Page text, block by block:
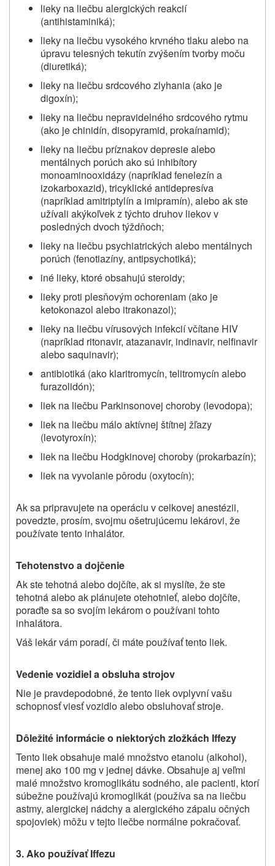
lieky na liečbu alergických reakcií
(antihistaminiká);
lieky na liečbu vysokého krvného tlaku alebo na
úpravu telesných tekutín zvýšením tvorby moču
(diuretiká);
lieky na liečbu srdcového zlyhania (ako je
digoxín);
lieky na liečbu nepravidelného srdcového rytmu
(ako je chinidín, disopyramid, prokaínamid);
lieky na liečbu príznakov depresie alebo
mentálnych porúch ako sú inhibítory
monoaminooxidázy (napríklad fenelezín a
izokarboxazid), tricyklické antidepresíva
(napríklad amitriptylín a imipramín), alebo ak ste
užívali akýkoľvekz týchto druhov liekov v
posledných dvoch týždňoch;
lieky na liečbu psychiatrických alebo mentálnych
porúch (fenotiazíny, antipsychotiká);
iné lieky, ktoré obsahujú steroidy;
lieky proti plesňovým ochoreniam (ako je
ketokonazol alebo itrakonazol);
lieky na liečbu vírusových infekcií včítane HIV
(napríklad ritonavir, atazanavir, indinavir, nelfinavir
alebo saquinavir);
antibiotiká (ako klaritromycín, telitromycín alebo
furazolidón);
liek na liečbu Parkinsonovej choroby (levodopa);
liek na liečbu málo aktívnej štítnej žľazy
(levotyroxín);
liek na liečbu Hodgkinovej choroby (prokarbazín);
liek na vyvolanie pôrodu (oxytocín);
Ak sa pripravujete na operáciu v celkovej anestézii,
povedzte, prosím, svojmu ošetrujúcemu lekárovi, že
používate tento inhalátor.
Tehotenstvo a dojčenie
Ak ste tehotná alebo dojčíte, ak si myslíte, že ste
tehotná alebo ak plánujete otehotnieť, alebo dojčíte,
poraďte sa so svojím lekárom o používani tohto
inhalátora.
Váš lekár vám poradí, či máte používať tento liek.
Vedenie vozidiel a obsluha strojov
Nie je pravdepodobné, že tento liek ovplyvní vašu
schopnosť viesť vozidlo alebo obsluhovať stroje.
Dôležité informácie o niektorých zložkách Iffezy
Tento liek obsahuje malé množstvo etanolu (alkohol),
menej ako 100 mg v jednej dávke. Obsahuje aj veľmi
malé množstvo kromoglikátu sodného, ale pacienti, ktorí
súbežne používajú kromoglikát (používa sa na liečbu
astmy, alergickej nádchy a alergického zápalu očných
spojoviek) môžu v tejto liečbe normálne pokračovať.
3. Ako používať Iffezu